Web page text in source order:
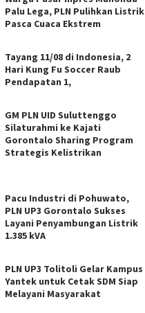
Palu Lega, PLN Pulihkan Listrik
Pasca Cuaca Ekstrem
Tayang 11/08 di Indonesia, 2
Hari Kung Fu Soccer Raub
Pendapatan 1,
GM PLN UID Suluttenggo
Silaturahmi ke Kajati
Gorontalo Sharing Program
Strategis Kelistrikan
Pacu Industri di Pohuwato,
PLN UP3 Gorontalo Sukses
Layani Penyambungan Listrik
1.385 kVA
PLN UP3 Tolitoli Gelar Kampus
Yantek untuk Cetak SDM Siap
Melayani Masyarakat